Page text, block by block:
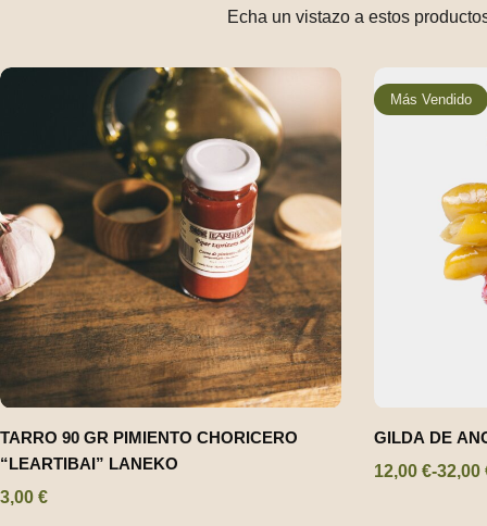
Echa un vistazo a estos
TARRO 90 GR PIMIENTO CHORICERO
“LEARTIBAI” LANEKO
3,00 €
Más Vendido
GILDA DE
12,00 €-32,00
Packs de Regalo
Talleres para Colegios